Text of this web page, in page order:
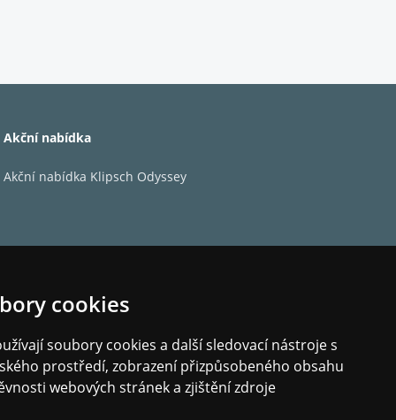
cookies
soubory cookies a další sledovací nástroje s
prostředí, zobrazení přizpůsobeného obsahu
webových stránek a zjištění zdroje
dispozici kompatibilní modul Reserve R900
Akční nabídka
Akční nabídka Klipsch Odyssey